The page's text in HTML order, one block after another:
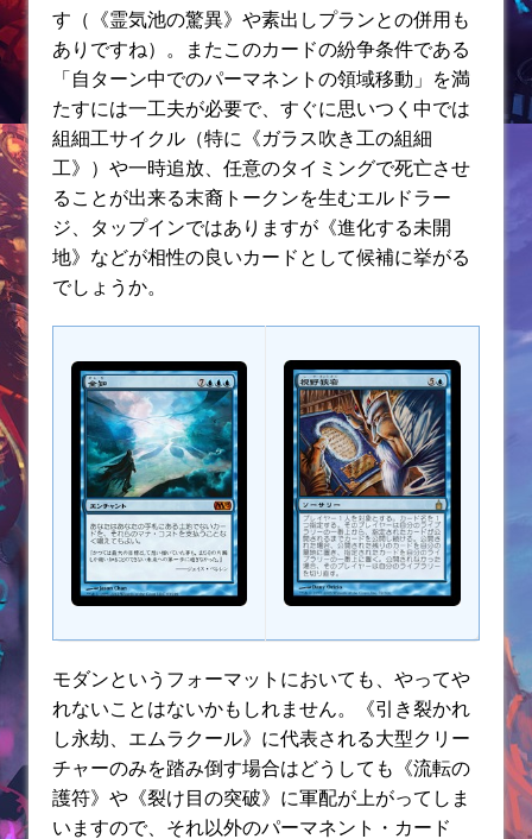
す（《霊気池の驚異》や素出しプランとの併用も
ありですね）。またこのカードの紛争条件である
「自ターン中でのパーマネントの領域移動」を満
たすには一工夫が必要で、すぐに思いつく中では
組細工サイクル（特に《ガラス吹き工の組細
工》）や一時追放、任意のタイミングで死亡させ
ることが出来る末裔トークンを生むエルドラー
ジ、タップインではありますが《進化する未開
地》などが相性の良いカードとして候補に挙がる
でしょうか。
モダンというフォーマットにおいても、やってや
れないことはないかもしれません。《引き裂かれ
し永劫、エムラクール》に代表される大型クリー
チャーのみを踏み倒す場合はどうしても《流転の
護符》や《裂け目の突破》に軍配が上がってしま
いますので、それ以外のパーマネント・カード